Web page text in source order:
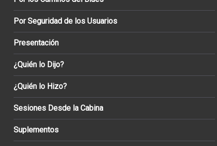
Por Seguridad de los Usuarios
Presentación
¿Quién lo Dijo?
¿Quién lo Hizo?
Sesiones Desde la Cabina
Suplementos